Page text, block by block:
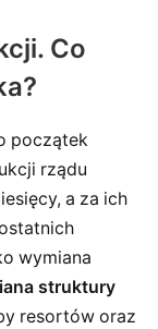
Co
początek
rządu
a za ich
wymiana
struktury
resortów oraz